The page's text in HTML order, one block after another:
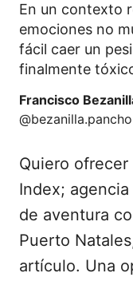
En un contexto
emociones no
fácil caer un
finalmente
Francisco
@bezanilla.pancho
Quiero
Index;
de aventura
Puerto
artículo. Una